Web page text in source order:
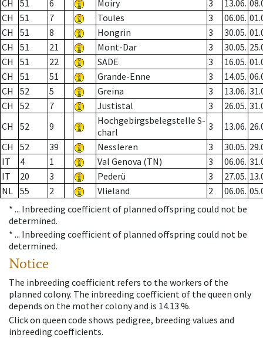
CH 51 6 Moiry 3 13.06.
CH
51 7 Toules 3 06.06.
CH
51 8 Hongrin 3 30.05.
CH
51 21 Mont-Dar 3 30.05.
CH
51 22 SADE 3 16.05.
CH
51 51 Grande-Enne 3 14.05.
CH
52 5 Greina 3 13.06.
CH
52 7 Justistal 3 26.05.
CH
52 9
Hochgebirgsbelegstelle S-
charl
3 13.06.
CH
52 39 Nessleren 3 30.05.
IT
4 1 Val Genova (TN) 3 06.06.
IT
20 3 Pederü 3 27.05.
NL 55 2 Vlieland 2 06.06.
* ... Inbreeding coefficient of planned offspring could not be
determined.
* ... Inbreeding coefficient of planned offspring could not be
determined.
Notice
The inbreeding coefficient refers to the workers of the
planned colony. The inbreeding coefficient of the queen only
depends on the mother colony and is 14.13 %.
Click on queen code shows pedigree, breeding values and
inbreeding coefficients.